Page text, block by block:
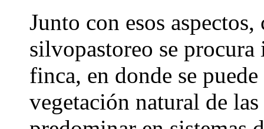
Junto con esos
silvopastoreo se
finca, en donde se
vegetación natural de